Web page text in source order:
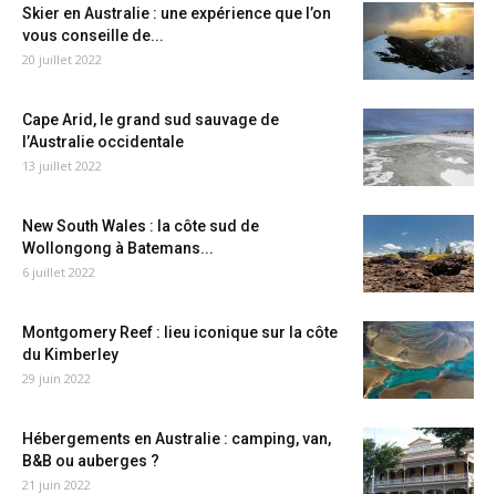
Skier en Australie : une expérience que l’on
vous conseille de...
20 juillet 2022
Cape Arid, le grand sud sauvage de
l’Australie occidentale
13 juillet 2022
New South Wales : la côte sud de
Wollongong à Batemans...
6 juillet 2022
Montgomery Reef : lieu iconique sur la côte
du Kimberley
29 juin 2022
Hébergements en Australie : camping, van,
B&B ou auberges ?
21 juin 2022